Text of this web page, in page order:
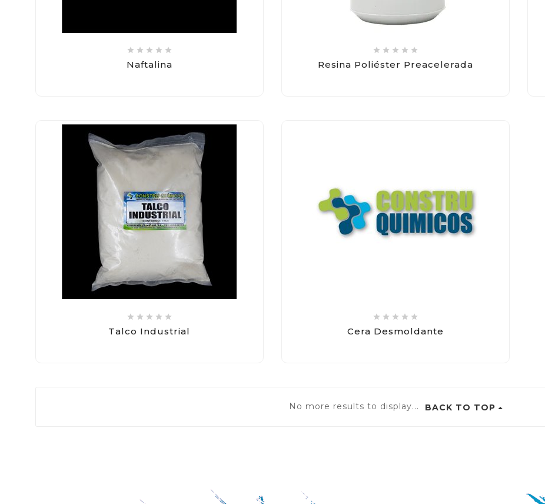
    
Naftalina
    
Resina Poliéster Preacelerada
    
Talco Industrial
    
Cera Desmoldante
No more results to display... BACK TO TOP